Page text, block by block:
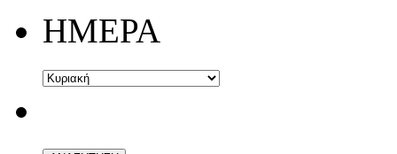
ΗΜΕΡΑ